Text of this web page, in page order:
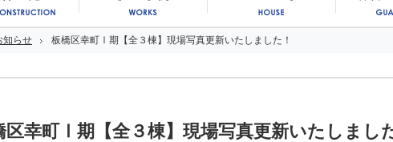
知らせ 板橋区幸町Ⅰ期【全３棟】現場写真更新いたしました！
区幸町Ⅰ期【全３棟】現場写真更新いたしまし
知らせ 板橋区幸町Ⅰ期【全３棟】現場写真更新いたしました！